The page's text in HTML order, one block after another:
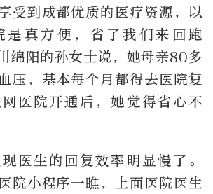
受到成都优质的医疗资源，以
是真方便，省了我们来回跑
绵阳的孙女士说，她母亲80多
压，基本每个月都得去医院复
医院开通后，她觉得省心不
医生的回复效率明显慢了。
院小程序一瞧，上面医院医生